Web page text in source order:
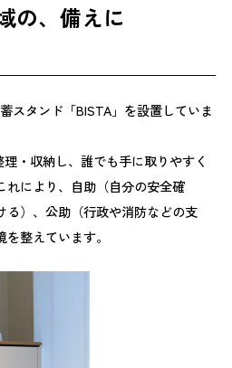
の、備えに
スタンド「BISTA」を設置していま
・収納し、誰でも手に取りやすく
れにより、自助（自分の安全確
る）、公助（行政や消防などの支
整えています。